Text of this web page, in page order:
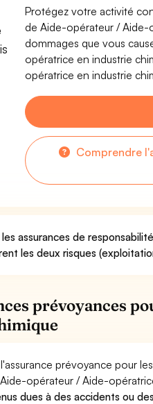
Protégez votre activité
de Aide-opérateur / Aide-
dommages que vous
opératrice en industrie
opératrice en industrie
Comprendre
assurances de
les deux risques
prévoyances
prévoyance pour
opérateur / Aide-
dues à des accidents ou